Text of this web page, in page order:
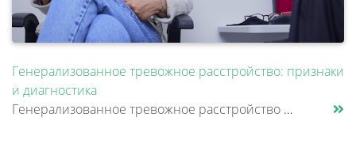
Генерализованное тревожное расстройство: признаки
и диагностика
Генерализованное тревожное расстройство — это состояние, при котором человек испытывает постоянное внутреннее напряжение......